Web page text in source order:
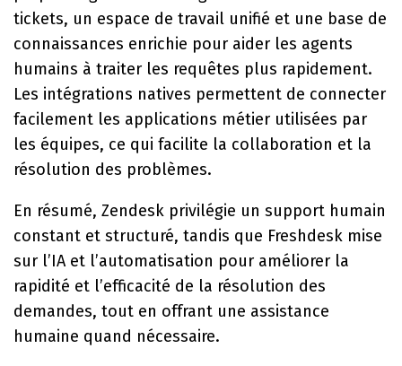
tickets, un espace de travail unifié et une base de
connaissances enrichie pour aider les agents
humains à traiter les requêtes plus rapidement.
Les intégrations natives permettent de connecter
facilement les applications métier utilisées par
les équipes, ce qui facilite la collaboration et la
résolution des problèmes.
En résumé, Zendesk privilégie un support humain
constant et structuré, tandis que Freshdesk mise
sur l’IA et l’automatisation pour améliorer la
rapidité et l’efficacité de la résolution des
demandes, tout en offrant une assistance
humaine quand nécessaire.